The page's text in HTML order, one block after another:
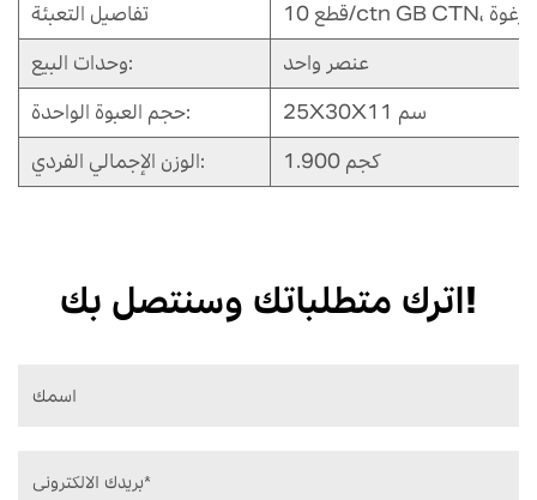
تفاصيل التعبئة
10 قطع/ctn GB CTN، رغوة
وحدات البيع:
عنصر واحد
حجم العبوة الواحدة:
25X30X11 سم
الوزن الإجمالي الفردي:
1.900 كجم
اترك متطلباتك وسنتصل بك!